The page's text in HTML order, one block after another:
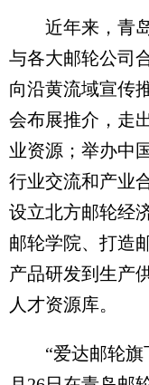
近年来，青岛
与各大邮轮公司
向沿黄流域宣传
会布展推介，走
业资源；举办中
行业交流和产业
设立北方邮轮经
邮轮学院、打造
产品研发到生产
人才资源库。
“爱达邮轮旗下